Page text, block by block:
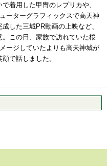
着用した甲冑のレプリカや、
ーターグラフィックスで高天神
した三城PR動画の上映など、
この日、家族で訪れていた桜
ージしていたよりも高天神城が
で話しました。